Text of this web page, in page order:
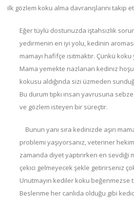
ilk gözlem koku alma davranışlarını takip
Eğer tüylü dostunuzda iştahsızlık
yedirmenin en iyi yolu, kedinin
mamayı hafifçe ısıtmaktır. Çünkü
Mama yemekte nazlanan kediniz
kokusu aldığında sizi üzmeden
Bu durum tıpkı insan yavrusuna
ve gözlem isteyen bir süreçtir.
Bunun yanı sıra kedinizde aşırı
problemi yaşıyorsanız, veteriner
zamanda diyet yaptırırken en sevdiği
çekici gelmeyecek şekle getirirseniz
Unutmayın kediler koku
Beslenme her canlıda olduğu gibi